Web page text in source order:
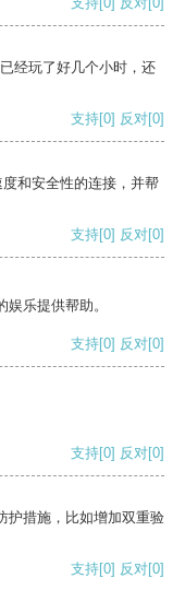
经玩了好几个小时，还
支持[0] 反对[0]
和安全性的连接，并帮
支持[0] 反对[0]
乐提供帮助。
支持[0] 反对[0]
支持[0] 反对[0]
护措施，比如增加双重验
支持[0] 反对[0]